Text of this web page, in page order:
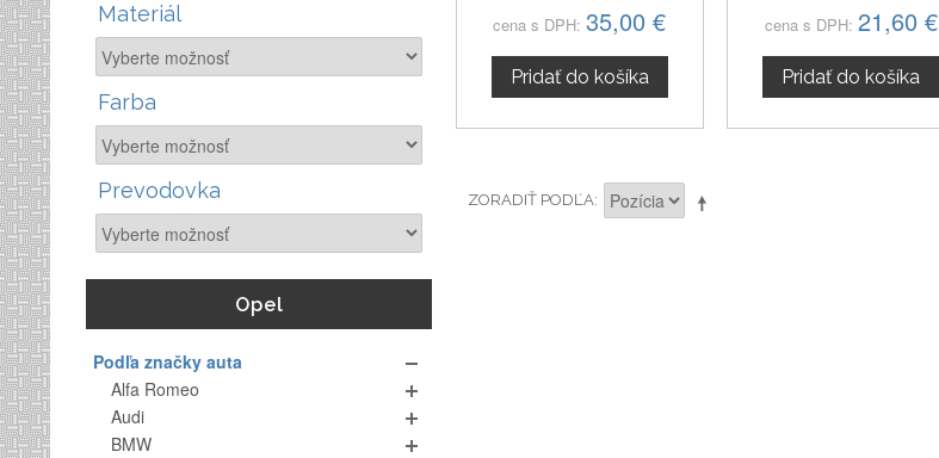
Materiál
Farba
Prevodovka
cena s DPH: 35,00 €
Pridať do košíka
cena s DPH: 21,60 €
Pridať do košíka
ZORADIŤ PODĽA
Opel
Podľa značky auta
Alfa Romeo
Audi
BMW